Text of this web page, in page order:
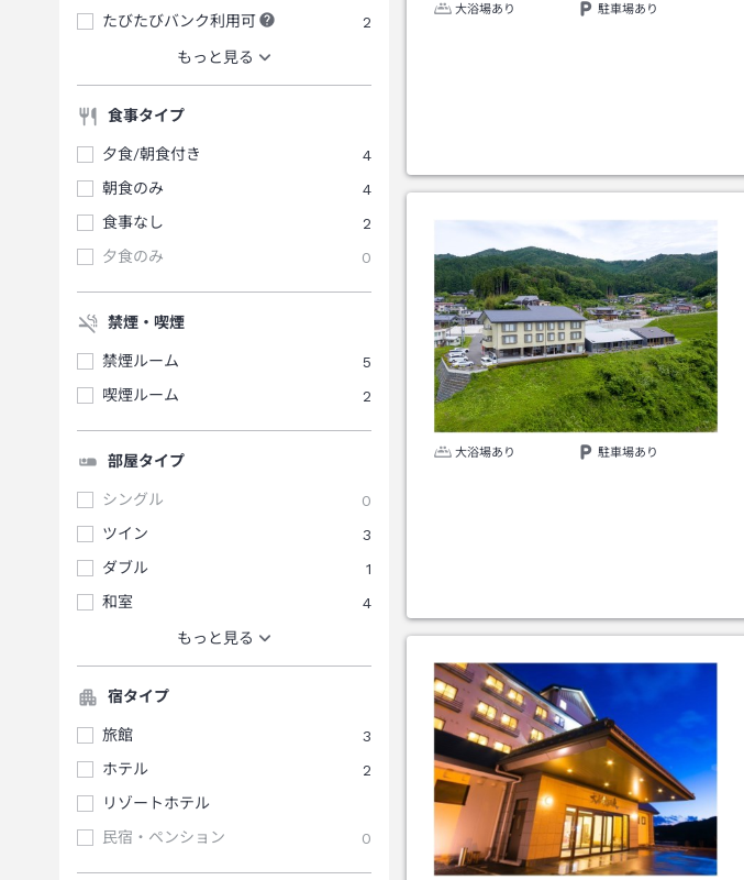
たびたびバンク利用可
2
もっと見る
食事タイプ
夕食/朝食付き
4
朝食のみ
4
食事なし
2
夕食のみ
0
禁煙・喫煙
禁煙ルーム
5
喫煙ルーム
2
部屋タイプ
シングル
0
ツイン
3
ダブル
1
和室
4
もっと見る
宿タイプ
旅館
3
ホテル
2
リゾートホテル
民宿・ペンション
0
大浴場あり 駐車場あり
大浴場あり 駐車場あり